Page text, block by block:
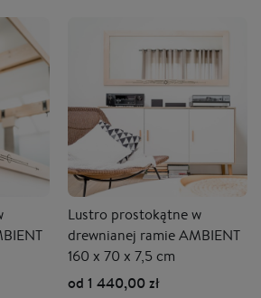
Lustro prostokątne w
drewnianej ramie AMBIENT
160 x 70 x 7,5 cm
od 1 440,00 zł